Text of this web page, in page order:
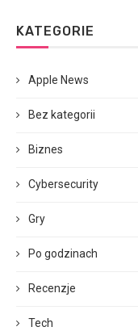
KATEGORIE
Apple News
Bez kategorii
Biznes
Cybersecurity
Gry
Po godzinach
Recenzje
Tech